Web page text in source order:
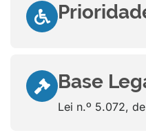
Base
Lei n.º 5.072,